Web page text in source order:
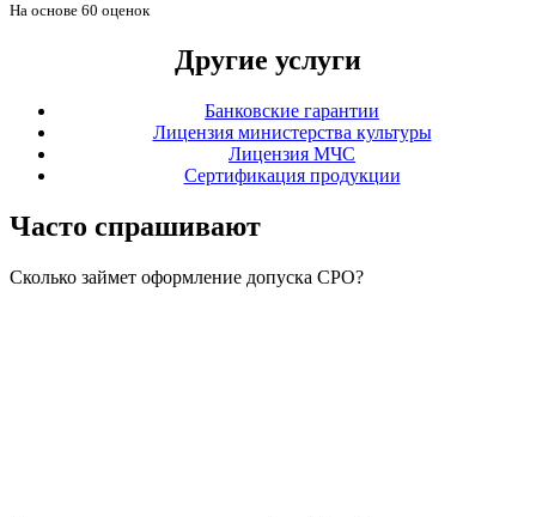
На основе 60 оценок
Другие услуги
Банковские гарантии
Лицензия министерства культуры
Лицензия МЧС
Сертификация продукции
Часто спрашивают
Сколько займет оформление допуска СРО?